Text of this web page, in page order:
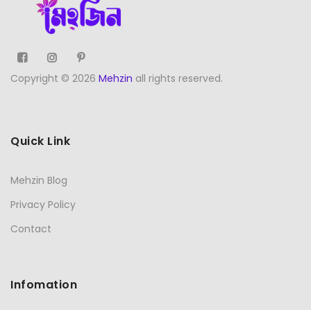
Copyright © 2026 Mehzin all rights reserved.
Quick Link
Mehzin Blog
Privacy Policy
Contact
Infomation